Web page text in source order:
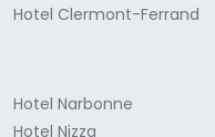
Hotel Clermont-Ferrand
Hotel Narbonne
Hotel Nizza